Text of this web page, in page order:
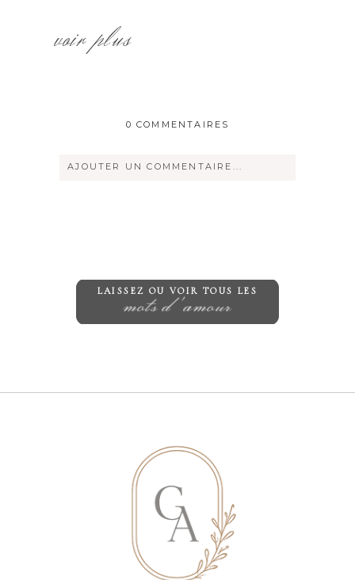
voir plus
0 COMMENTAIRES
AJOUTER UN COMMENTAIRE...
mots d'amour
LAISSEZ OU VOIR TOUS LES